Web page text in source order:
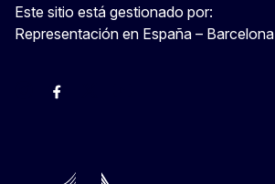
Este sitio está gestionado por:
Representación en España – Barcelona
InstagramFacebook